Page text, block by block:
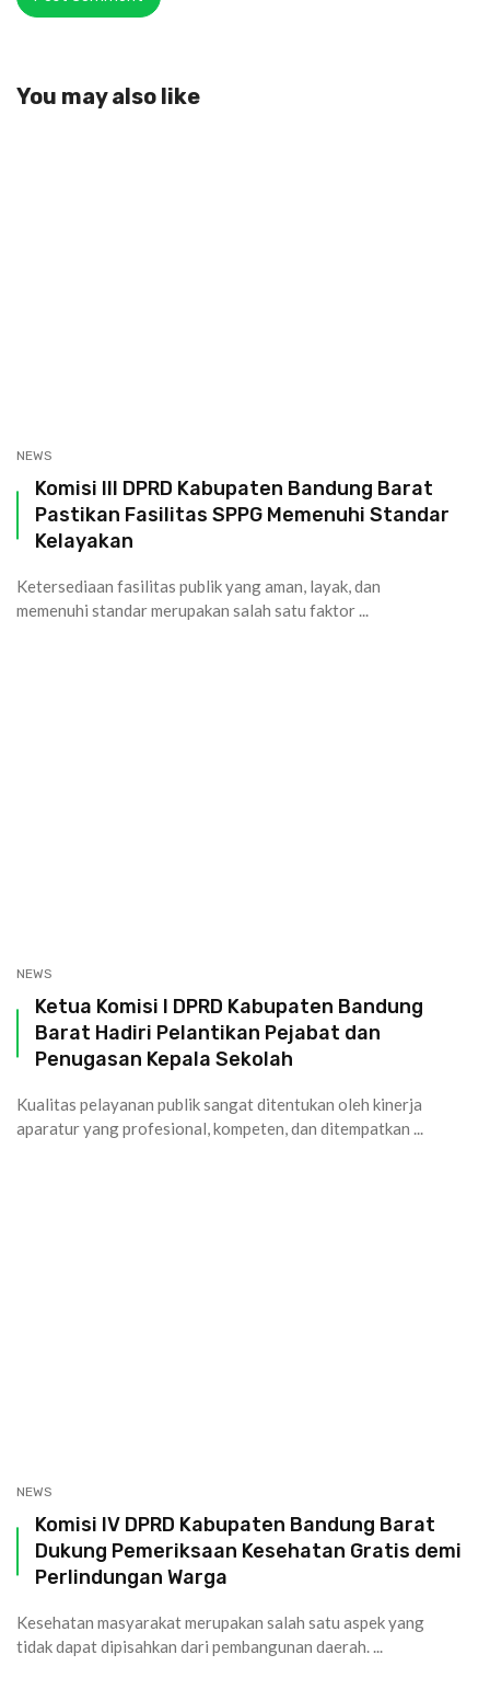
You may also like
NEWS
Komisi III DPRD Kabupaten Bandung Barat
Pastikan Fasilitas SPPG Memenuhi Standar
Kelayakan
Ketersediaan fasilitas publik yang aman, layak, dan
memenuhi standar merupakan salah satu faktor ...
NEWS
Ketua Komisi I DPRD Kabupaten Bandung
Barat Hadiri Pelantikan Pejabat dan
Penugasan Kepala Sekolah
Kualitas pelayanan publik sangat ditentukan oleh kinerja
aparatur yang profesional, kompeten, dan ditempatkan ...
NEWS
Komisi IV DPRD Kabupaten Bandung Barat
Dukung Pemeriksaan Kesehatan Gratis demi
Perlindungan Warga
Kesehatan masyarakat merupakan salah satu aspek yang
tidak dapat dipisahkan dari pembangunan daerah. ...